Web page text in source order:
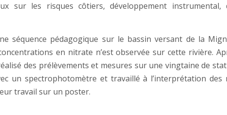
sur les risques côtiers, développement instrumental,
séquence pédagogique sur le bassin versant de la
en nitrate n’est observée sur cette rivière.
des prélèvements et mesures sur une vingtaine de
un spectrophotomètre et travaillé à l’interprétation
travail sur un poster.